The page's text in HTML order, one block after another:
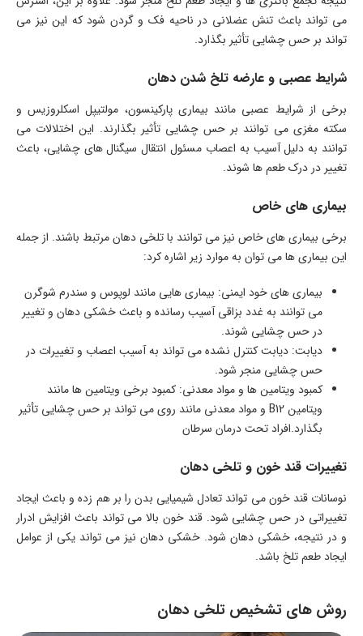
می تواند باعث تنش عضلانی در ناحیه فک و گردن شود که این نیز می
تواند بر حس چشایی تأثیر بگذارد.
شرایط عصبی و عارضه تلخ شدن دهان
برخی از شرایط عصبی مانند بیماری پارکینسون، مولتیپل اسکلروزیس و
سکته مغزی می توانند بر حس چشایی تأثیر بگذارند. این اختلالات می
توانند به دلیل آسیب به اعصاب مسئول انتقال سیگنال های چشایی، باعث
تغییر در درک طعم ها شوند.
بیماری های خاص
برخی بیماری های خاص نیز می توانند با تلخی دهان مرتبط باشند. از جمله
این بیماری ها می توان به موارد زیر اشاره کرد:
بیماری های خود ایمنی: بیماری هایی مانند لوپوس و سندرم شوگرن
می توانند به غدد بزاقی آسیب رسانده و باعث خشکی دهان و تغییر
در حس چشایی شوند.
دیابت: دیابت کنترل نشده می تواند به آسیب اعصاب و تغییرات در
حس چشایی منجر شود.
کمبود ویتامین ها و مواد معدنی: کمبود برخی ویتامین ها مانند
ویتامین B12 و مواد معدنی مانند روی می تواند بر حس چشایی تأثیر
بگذارد.افراد تحت درمان سرطان
تغییرات قند خون و تلخی دهان
نوسانات قند خون می تواند تعادل شیمیایی بدن را بر هم زده و باعث ایجاد
تغییراتی در حس چشایی شود. قند خون بالا می تواند باعث افزایش ادرار
و در نتیجه، خشکی دهان شود. خشکی دهان نیز می تواند یکی از عوامل
ایجاد طعم تلخ باشد.
روش های تشخیص تلخی دهان